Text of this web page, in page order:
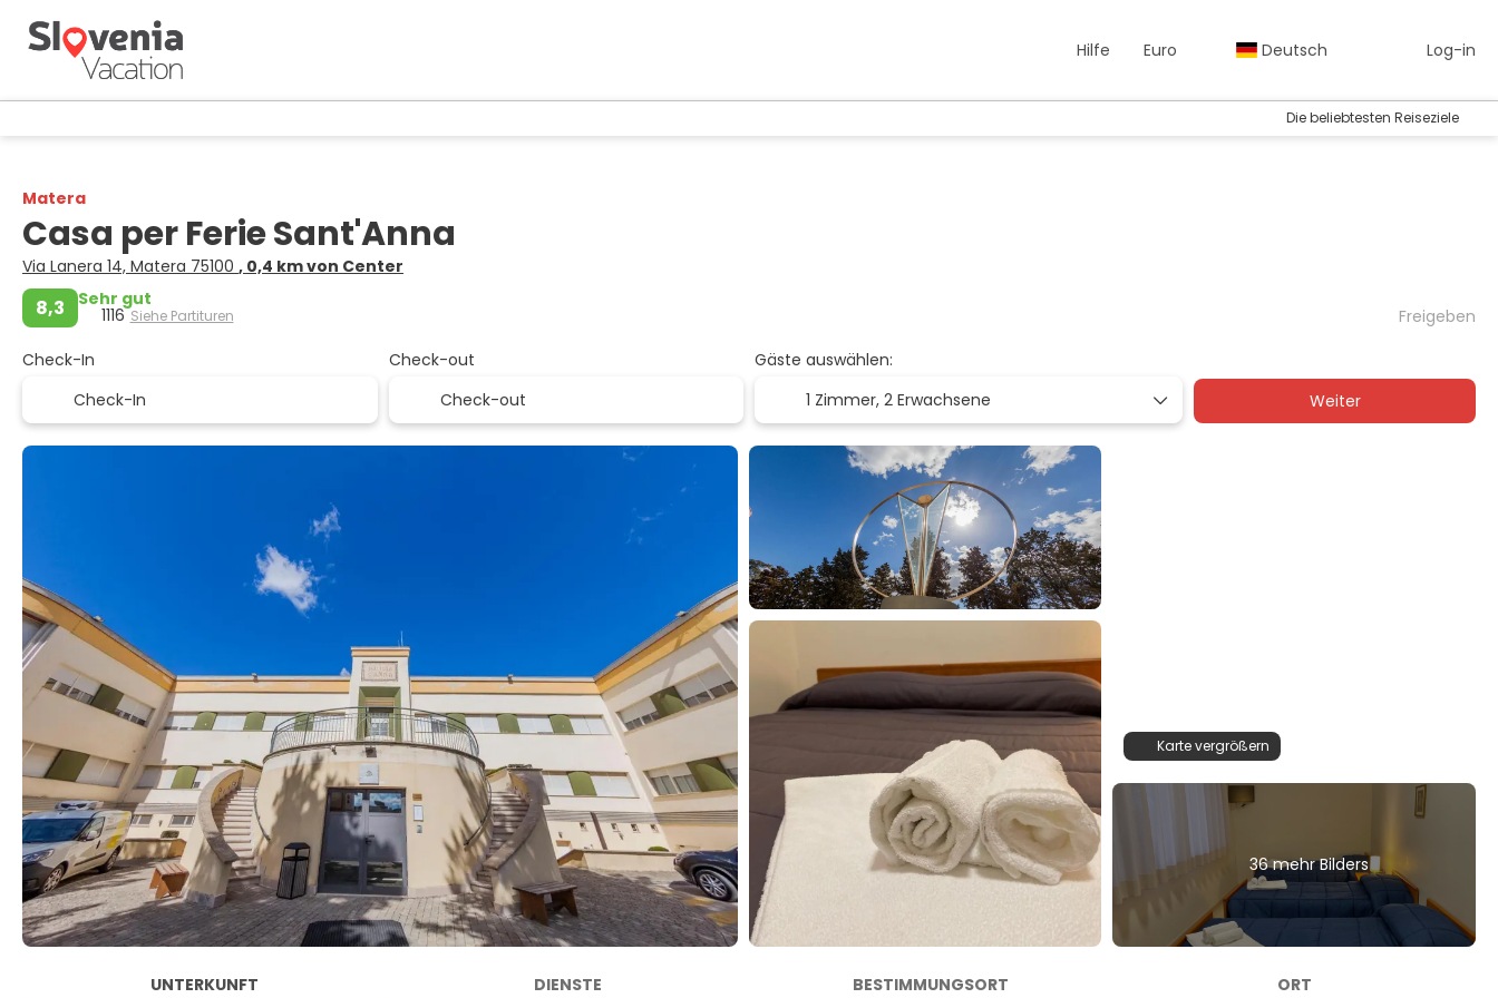
Hilfe Euro Deutsch Log-in
Die beliebtesten Reiseziele
Matera
Casa per Ferie Sant'Anna
Via Lanera 14, Matera 75100 , 0,4 km von Center
8,3 Sehr gut
1116 Siehe Partituren
Freigeben
Check-In
Check-out
Gäste auswählen:
1 Zimmer, 2 Erwachsene Weiter
Karte vergrößern
36 mehr Bilders
UNTERKUNFT DIENSTE BESTIMMUNGSORT ORT